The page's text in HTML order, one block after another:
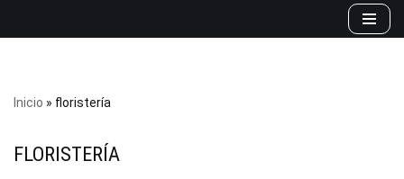
Inicio » floristería
FLORISTERÍA